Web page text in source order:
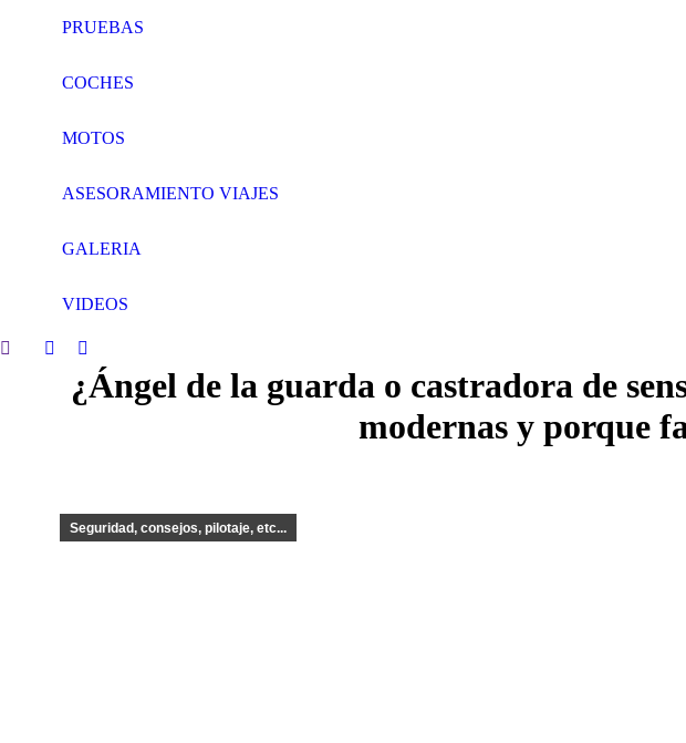
PRUEBAS
COCHES
MOTOS
ASESORAMIENTO VIAJES
GALERIA
VIDEOS
Search:
Facebook
page
opens
Twitter
page
opens
¿Ángel de la guarda o castradora de
modernas y porque
Seguridad, consejos, pilotaje, etc...